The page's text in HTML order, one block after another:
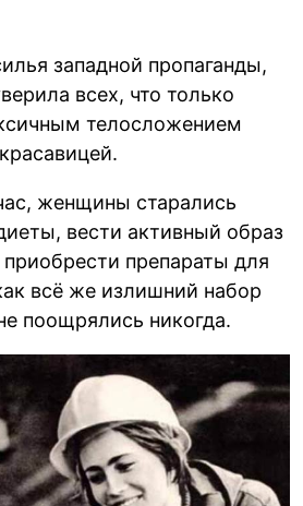
западной пропаганды,
всех, что только
телосложением
женщины старались
вести активный образ
препараты для
всё же излишний набор
поощрялись никогда.